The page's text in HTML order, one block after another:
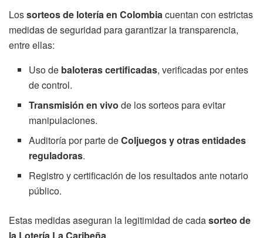
Lossorteos de lotería en Colombia cuentan con estrictas
medidas de seguridad para garantizar la transparencia,
entre ellas:
Uso de baloteras certificadas, verificadas por entes
de control.
Transmisión en vivo de los sorteos para evitar
manipulaciones.
Auditoría por parte deColjuegos y otras entidades
reguladoras.
Registro y certificación de los resultados ante notario
público.
Estas medidas aseguran la legitimidad de cadasorteo de
la Lotería La Caribeña.